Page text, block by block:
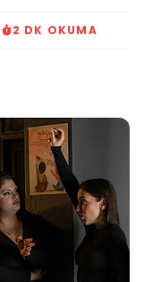
2 DK OKUMA